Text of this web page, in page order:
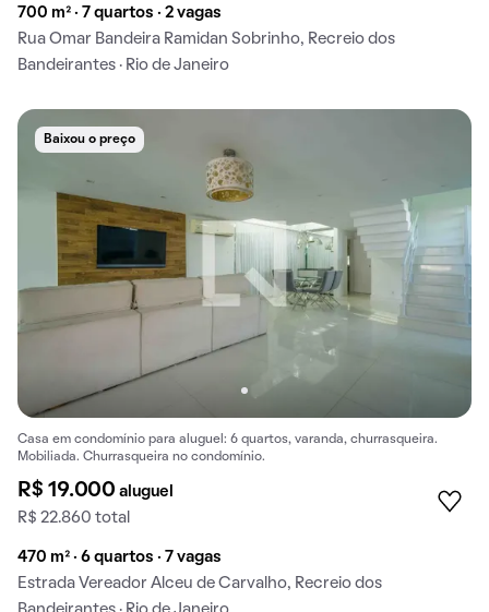
700 m² · 7 quartos · 2 vagas
Rua Omar Bandeira Ramidan Sobrinho, Recreio dos
Bandeirantes · Rio de Janeiro
Baixou o preço
Casa em condomínio para aluguel: 6 quartos, varanda, churrasqueira.
Mobiliada. Churrasqueira no condomínio.
R$ 19.000aluguel
R$ 22.860 total
470 m² · 6 quartos · 7 vagas
Estrada Vereador Alceu de Carvalho, Recreio dos